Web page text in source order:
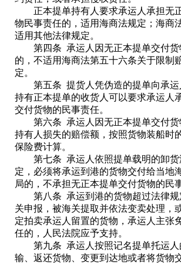
正本提单持有人要求承运人承担无
物民事责任的，适用海商法规定；海商
适用其他法律规定。
第四条 承运人因无正本提单交付货
的，不适用海商法第五十六条关于限制
定。
第五条 提货人凭伪造的提单向承运
持有正本提单的收货人可以要求承运人
交付货物的民事责任。
第六条 承运人因无正本提单交付货
持有人损失的赔偿额，按照货物装船时
保险费计算。
第七条 承运人依照提单载明的卸货
定，必须将承运到港的货物交付给当地
局的，不承担无正本提单交付货物的民
第八条 承运到港的货物超过法律规
关申报，被海关提取并依法变卖处理，
定拍卖承运人留置的货物，承运人主张
任的，人民法院应予支持。
第九条 承运人按照记名提单托运人
输、返还货物、变更到达地或者将货物